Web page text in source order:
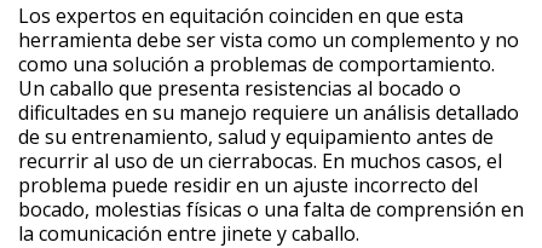
Los expertos en equitación coinciden en que esta
herramienta debe ser vista como un complemento y no
como una solución a problemas de comportamiento.
Un caballo que presenta resistencias al bocado o
dificultades en su manejo requiere un análisis detallado
de su entrenamiento, salud y equipamiento antes de
recurrir al uso de un cierrabocas. En muchos casos, el
problema puede residir en un ajuste incorrecto del
bocado, molestias físicas o una falta de comprensión en
la comunicación entre jinete y caballo.